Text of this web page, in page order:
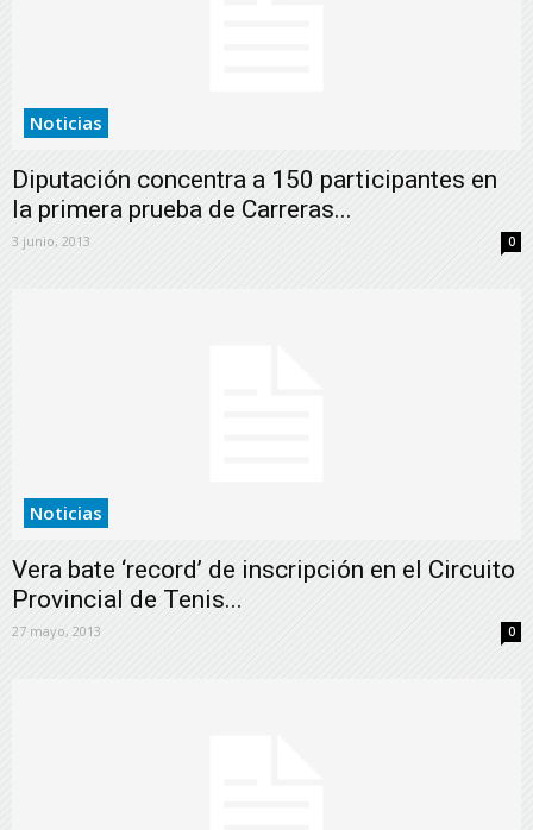
Noticias
Diputación concentra a 150 participantes en
la primera prueba de Carreras...
3 junio, 2013 0
Noticias
Vera bate ‘record’ de inscripción en el Circuito
Provincial de Tenis...
27 mayo, 2013 0